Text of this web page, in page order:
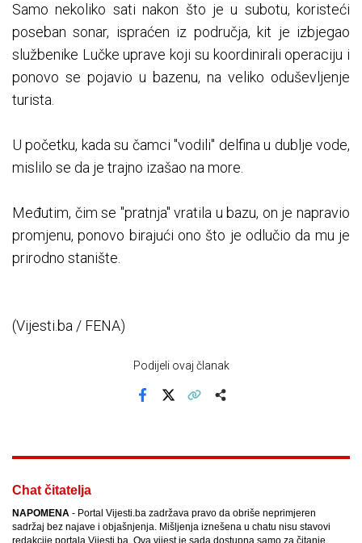
Samo nekoliko sati nakon što je u subotu, koristeći
poseban sonar, ispraćen iz područja, kit je izbjegao
službenike Lučke uprave koji su koordinirali operaciju i
ponovo se pojavio u bazenu, na veliko oduševljenje
turista.
U početku, kada su čamci "vodili" delfina u dublje vode,
mislilo se da je trajno izašao na more.
Međutim, čim se "pratnja" vratila u bazu, on je napravio
promjenu, ponovo birajući ono što je odlučio da mu je
prirodno stanište.
(Vijesti.ba / FENA)
Podijeli ovaj članak
Chat čitatelja
NAPOMENA - Portal Vijesti.ba zadržava pravo da obriše neprimjeren
sadržaj bez najave i objašnjenja. Mišljenja iznešena u chatu nisu stavovi